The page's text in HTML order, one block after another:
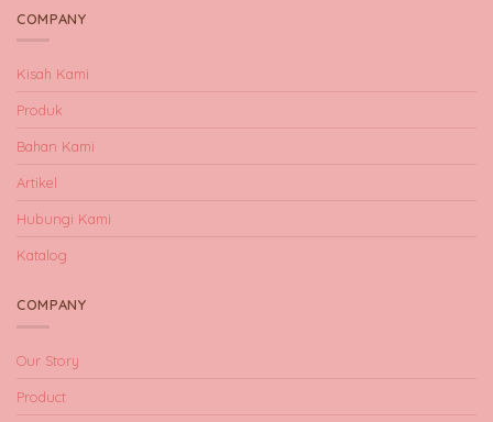
COMPANY
Kisah Kami
Produk
Bahan Kami
Artikel
Hubungi Kami
Katalog
COMPANY
Our Story
Product